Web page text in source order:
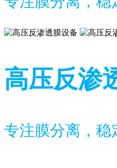
高压反渗
专注膜分离，稳